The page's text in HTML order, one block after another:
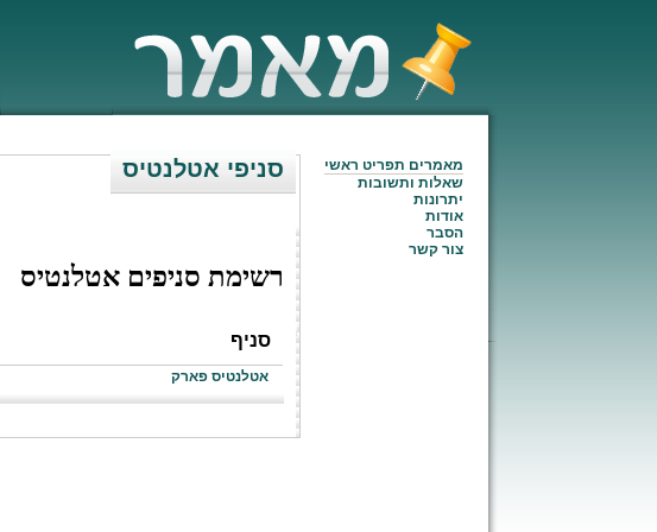
סניפי אטלנטיס
רשימת סניפיםאטלנטיס
סניף
אטלנטיס פארק
מאמרים תפריט ראשי
שאלות ותשובות
יתרונות
אודות
הסבר
צור קשר